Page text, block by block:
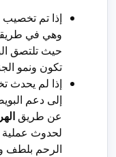
إذا تم تخصيب
وهي في
حيث تلتصق
تكون ونمو
إذا لم يحدث
إلى دعم
عن طريق
لحدوث
الرحم بلطف